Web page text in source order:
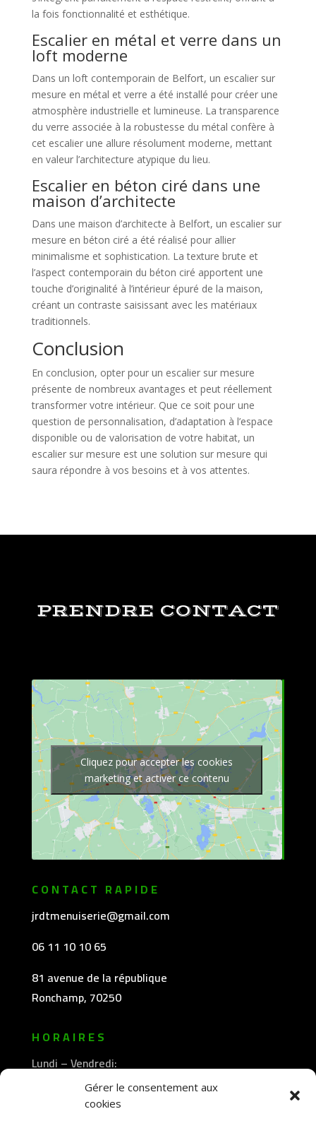
Gérer le consentement aux
cookies
la fois fonctionnalité et esthétique.
Escalier en métal et verre dans un
loft moderne
Dans un loft contemporain de Belfort, un escalier sur
mesure en métal et verre a été installé pour créer une
atmosphère industrielle et lumineuse. La transparence
du verre associée à la robustesse du métal confère à
cet escalier une allure résolument moderne, mettant
en valeur l’architecture atypique du lieu.
Escalier en béton ciré dans une
maison d’architecte
Dans une maison d’architecte à Belfort, un escalier sur
mesure en béton ciré a été réalisé pour allier
minimalisme et sophistication. La texture brute et
l’aspect contemporain du béton ciré apportent une
touche d’originalité à l’intérieur épuré de la maison,
créant un contraste saisissant avec les matériaux
traditionnels.
Conclusion
En conclusion, opter pour un escalier sur mesure
présente de nombreux avantages et peut réellement
transformer votre intérieur. Que ce soit pour une
question de personnalisation, d’adaptation à l’espace
disponible ou de valorisation de votre habitat, un
escalier sur mesure est une solution sur mesure qui
saura répondre à vos besoins et à vos attentes.
PRENDRE CONTACT
Cliquez pour accepter les cookies
marketing et activer ce contenu
CONTACT RAPIDE
jrdtmenuiserie@gmail.com
06 11 10 10 65
81 avenue de la république
Ronchamp, 70250
HORAIRES
Lundi – Vendredi:
8h30 -12h00
—————-